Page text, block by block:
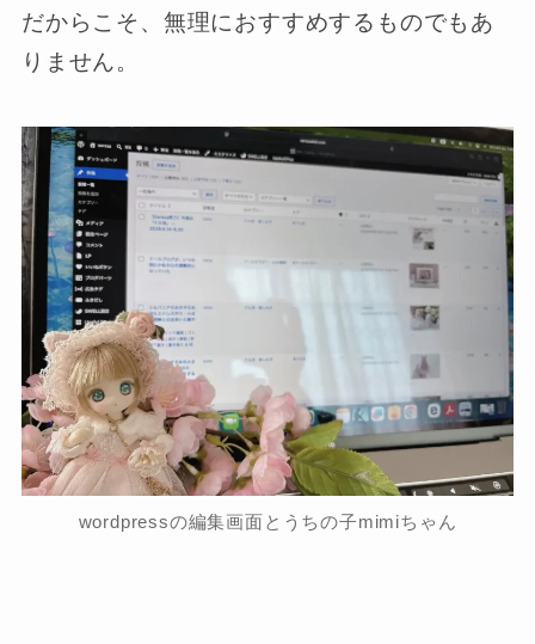
だからこそ、無理におすすめするものでもあ
りません。
wordpressの編集画面とうちの子mimiちゃん